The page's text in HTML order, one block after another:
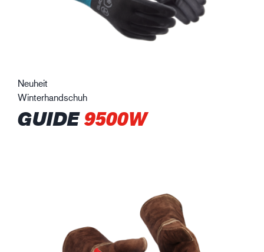
Neuheit
Winterhandschuh
GUIDE9500W